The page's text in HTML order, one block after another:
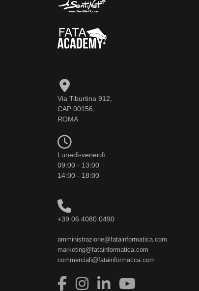
Via Tiburtina 912,
CAP 00156,
ROMA
Lunedì-venerdì
09:00 - 13:00
14:00 - 18:00
+39 06 4080 0490
amministrazione@fatainformatica.com
marketing@fatainformatica.com
commerciali@fatainformatica.com